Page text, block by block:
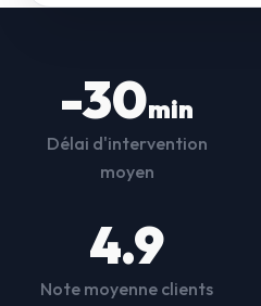
-30min
Délai d'intervention
moyen
4.9
Note moyenne clients